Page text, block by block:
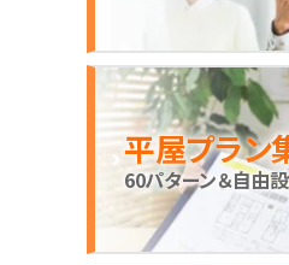
平屋プラン
60パターン＆自由